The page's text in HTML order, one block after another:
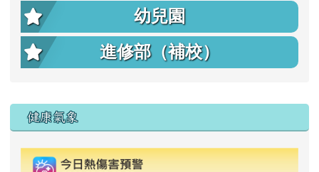
幼兒園
進修部（補校）
右邊區域內容
健康氣象